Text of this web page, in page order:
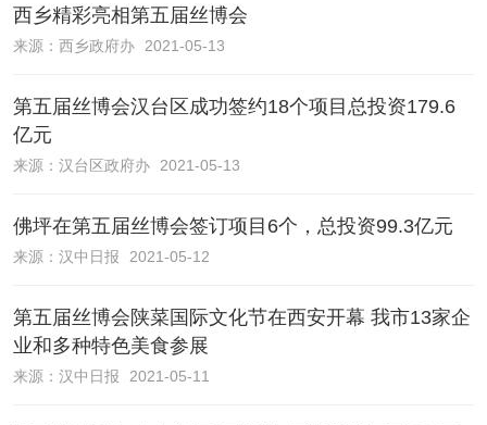
西乡精彩亮相第五届丝博会
来源： 西乡政府办 2021-05-13
第五届丝博会汉台区成功签约18个项目总投资179.6
亿元
来源： 汉台区政府办 2021-05-13
佛坪在第五届丝博会签订项目6个，总投资99.3亿元
来源： 汉中日报 2021-05-12
第五届丝博会陕菜国际文化节在西安开幕 我市13家企
业和多种特色美食参展
来源： 汉中日报 2021-05-11